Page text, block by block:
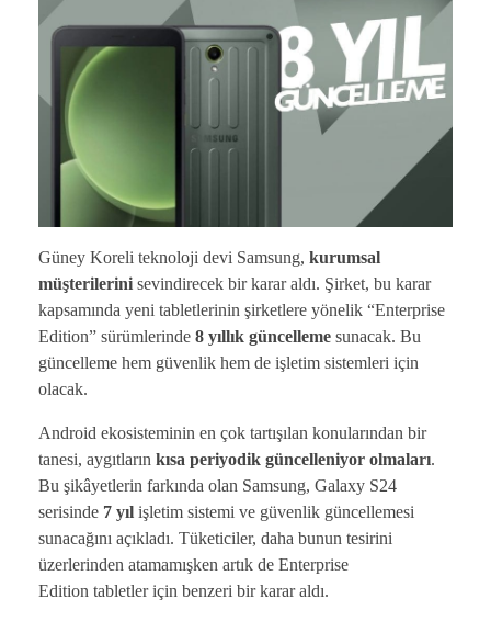
Güney Koreli teknoloji devi Samsung, kurumsal
müşterilerini sevindirecek bir karar aldı. Şirket, bu karar
kapsamında yeni tabletlerinin şirketlere yönelik “Enterprise
Edition” sürümlerinde 8 yıllık güncelleme sunacak. Bu
güncelleme hem güvenlik hem de işletim sistemleri için
olacak.
Android ekosisteminin en çok tartışılan konularından bir
tanesi, aygıtların kısa periyodik güncelleniyor olmaları.
Bu şikâyetlerin farkında olan Samsung, Galaxy S24
serisinde 7 yıl işletim sistemi ve güvenlik güncellemesi
sunacağını açıkladı. Tüketiciler, daha bunun tesirini
üzerlerinden atamamışken artık de Enterprise
Edition tabletler için benzeri bir karar aldı.